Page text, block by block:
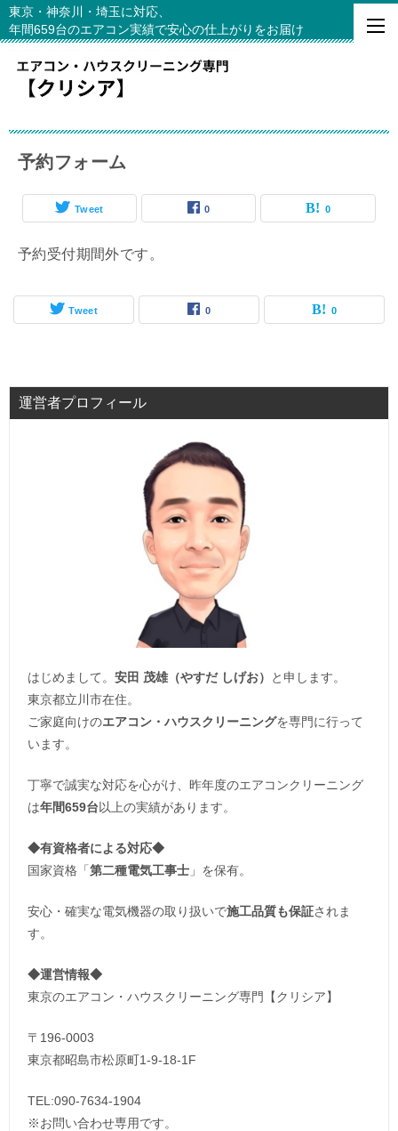
東京・神奈川・埼玉に対応、
年間659台のエアコン実績で安心の仕上がりをお届け
予約フォーム
Tweet 0 0
予約受付期間外です。
Tweet 0 0
運営者プロフィール
はじめまして。 安田 茂雄（やすだ しげお）
と申します。
東京都立川市在住。
ご家庭向けのエアコン・ハウスクリーニングを専門に行って
います。
丁寧で誠実な対応を心がけ、昨年度のエアコンクリーニング
は年間659台以上の実績があります。
◆有資格者による対応◆
国家資格「 第二種電気工事士 」を保有。
安心・確実な電気機器の取り扱いで施工品質も保証されま
す。
◆運営情報◆
東京のエアコン・ハウスクリーニング専門【クリシア】
〒196-0003
東京都昭島市松原町1-9‐18‐1F
TEL:090-7634-1904
※お問い合わせ専用です。